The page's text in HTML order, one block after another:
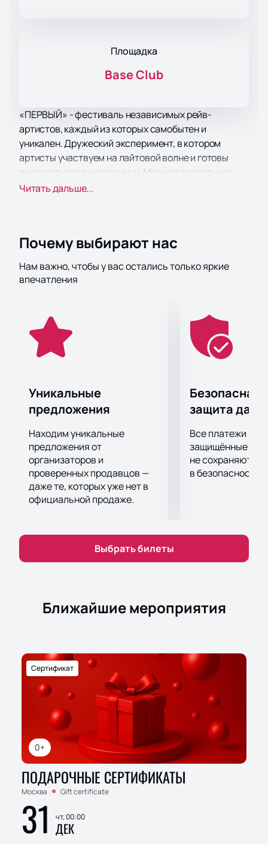
Площадка
Base Club
«ПЕРВЫЙ» - фестиваль независимых рейв-
артистов, каждый из которых самобытен и
уникален. Дружеский эксперимент, в котором
артисты участвуем на лайтовой волне и готовы
выложиться по-максимуму. Мощное визуальное
шоу, собственная премия с абсурдными
футболке!
Читать дальше...
Почему выбирают нас
Нам важно, чтобы у вас остались только яркие
впечатления
Уникальные
предложения
Находим уникальные
предложения от
организаторов и
проверенных продавцов —
даже те, которых уже нет в
официальной продаже.
Безопасная
защита
Все платежи
защищённые
не сохраняются
в безопасности.
Выбрать билеты
Ближайшие мероприятия
0+
Сертификат
ПОДАРОЧНЫЕ СЕРТИФИКАТЫ
Москва Gift certificate
31 чт, 00:00
ДЕК